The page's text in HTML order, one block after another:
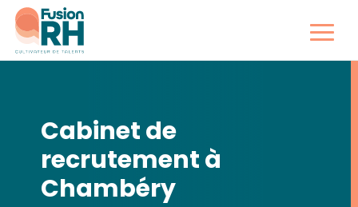
Cabinet de
recrutement à
Chambéry